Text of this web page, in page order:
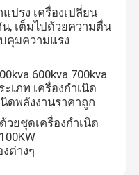
ปรง เครื่องเปลี่ยน
, เต็มไปด้วยความตื่น
คุมความแรง
600kva 700kva
เภท เครื่องกําเนิด
ดพลังงานราคาถูก
ยชุดเครื่องกำเนิด
ต่างๆ